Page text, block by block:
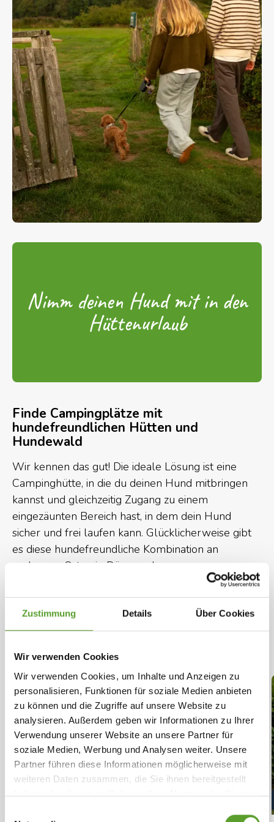
Zustimmung Details Über Cookies
Wir verwenden Cookies
Wir verwenden Cookies, um Inhalte und Anzeigen zu
personalisieren, Funktionen für soziale Medien anbieten
zu können und die Zugriffe auf unsere Website zu
analysieren. Außerdem geben wir Informationen zu Ihrer
Verwendung unserer Website an unsere Partner für
soziale Medien, Werbung und Analysen weiter. Unsere
Partner führen diese Informationen möglicherweise mit
weiteren Daten zusammen, die Sie ihnen bereitgestellt
haben oder die sie im Rahmen Ihrer Nutzung der Dienste
Nimm deinen Hund mit in den
Hüttenurlaub
Finde Campingplätze mit
hundefreundlichen Hütten und
Hundewald
Wir kennen das gut! Die ideale Lösung ist eine
Campinghütte, in die du deinen Hund mitbringen
kannst und gleichzeitig Zugang zu einem
eingezäunten Bereich hast, in dem dein Hund
sicher und frei laufen kann. Glücklicherweise gibt
es diese hundefreundliche Kombination an
mehreren Orten in Dänemark.
Campingplätze sowohl einen Hundewald anbieten